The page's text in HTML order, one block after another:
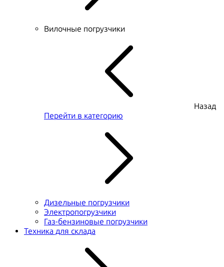
Вилочные погрузчики
Назад
Перейти в категорию
Дизельные погрузчики
Электропогрузчики
Газ-бензиновые погрузчики
Техника для склада